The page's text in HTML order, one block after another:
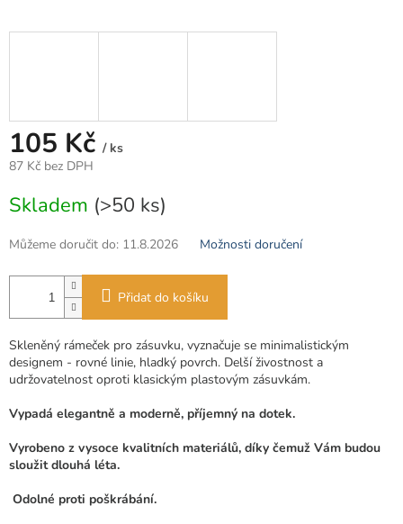
105 Kč / ks
87 Kč bez DPH
cena:
Skladem (>50 ks)
Můžeme doručit do: 11.8.2026 Možnosti doručení
Přidat do košíku
Skleněný rámeček pro zásuvku, vyznačuje se minimalistickým
designem - rovné linie, hladký povrch. Delší živostnost a
udržovatelnost oproti klasickým plastovým zásuvkám.
Vypadá elegantně a moderně, příjemný na dotek.
Vyrobeno z vysoce kvalitních materiálů, díky čemuž Vám budou
sloužit dlouhá léta.
Odolné proti poškrábání.